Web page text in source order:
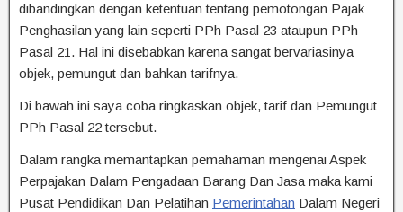
dibandingkan dengan ketentuan tentang pemotongan Pajak
Penghasilan yang lain seperti PPh Pasal 23 ataupun PPh
Pasal 21. Hal ini disebabkan karena sangat bervariasinya
objek, pemungut dan bahkan tarifnya.
Di bawah ini saya coba ringkaskan objek, tarif dan Pemungut
PPh Pasal 22 tersebut.
Dalam rangka memantapkan pemahaman mengenai Aspek
Perpajakan Dalam Pengadaan Barang Dan Jasa maka kami
Pusat Pendidikan Dan Pelatihan Pemerintahan Dalam Negeri